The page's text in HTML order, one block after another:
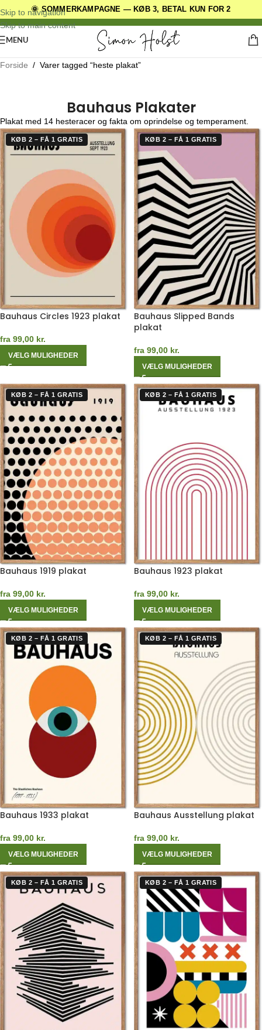
🌞 SOMMERKAMPAGNE — KØB 3, BETAL KUN FOR 2
Skip to navigation
Skip to main content
DANSKE ORIGINALE DESIGNS
MENU
Forside / Varer tagged “heste plakat”
Bauhaus Plakater
Plakat med 14 hesteracer og fakta om oprindelse og temperament.
KØB 2 – FÅ 1 GRATIS
Bauhaus Circles 1923 plakat
fra 99,00 kr.
VÆLG MULIGHEDER
KØB 2 – FÅ 1 GRATIS
Bauhaus Slipped Bands
plakat
fra 99,00 kr.
VÆLG MULIGHEDER
KØB 2 – FÅ 1 GRATIS
Bauhaus 1919 plakat
fra 99,00 kr.
VÆLG MULIGHEDER
KØB 2 – FÅ 1 GRATIS
Bauhaus 1923 plakat
fra 99,00 kr.
VÆLG MULIGHEDER
KØB 2 – FÅ 1 GRATIS
Bauhaus 1933 plakat
fra 99,00 kr.
VÆLG MULIGHEDER
KØB 2 – FÅ 1 GRATIS
Bauhaus Ausstellung plakat
fra 99,00 kr.
VÆLG MULIGHEDER
KØB 2 – FÅ 1 GRATIS KØB 2 – FÅ 1 GRATIS